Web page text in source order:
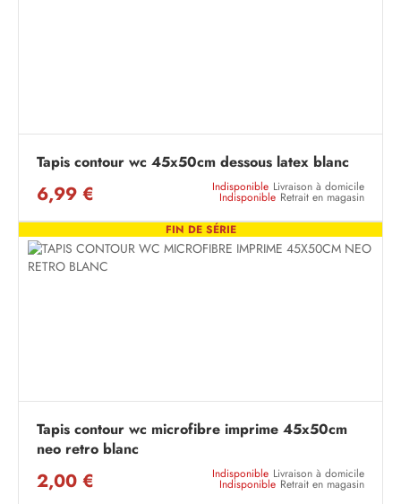
Tapis contour wc 45x50cm dessous latex blanc
6,99 € Indisponible Livraison à domicile
Indisponible Retrait en magasin
FIN DE SÉRIE
Tapis contour wc microfibre imprime 45x50cm
neo retro blanc
2,00 € Indisponible Livraison à domicile
Indisponible Retrait en magasin